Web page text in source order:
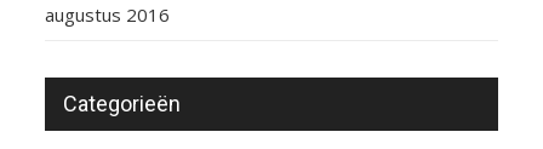
augustus 2016
Categorieën